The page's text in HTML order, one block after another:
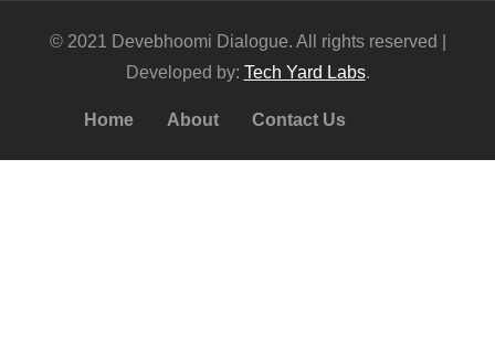
© 2021 Devebhoomi Dialogue. All rights reserved |
Developed by: Tech Yard Labs.
Home About Contact Us